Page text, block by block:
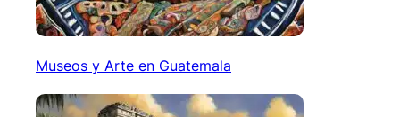
Museos y Arte en Guatemala